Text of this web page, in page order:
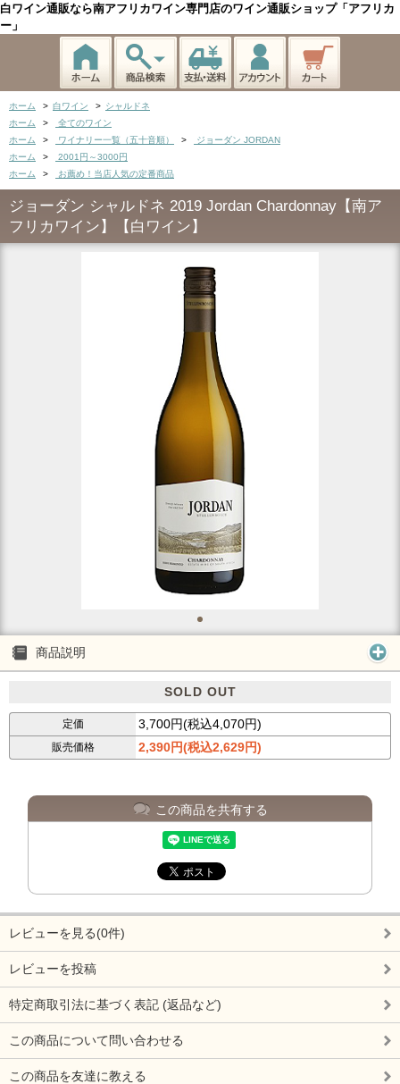
白ワイン通販なら南アフリカワイン専門店のワイン通販ショップ「アフリカ
ー」
ホーム > 白ワイン > シャルドネ
ホーム
>
全てのワイン
ホーム
> ワイナリー一覧（五十音順） >
ジョーダン JORDAN
ホーム
>
2001円～3000円
ホーム
> お薦め！当店人気の定番商品
ジョーダン シャルドネ 2019 Jordan Chardonnay【南ア
フリカワイン】【白ワイン】
商品説明
SOLD OUT
定価 3,700円(税込4,070円)
販売価格 2,390円(税込2,629円)
この商品を共有する
レビューを見る(0件)
レビューを投稿
特定商取引法に基づく表記 (返品など)
この商品について問い合わせる
この商品を友達に教える